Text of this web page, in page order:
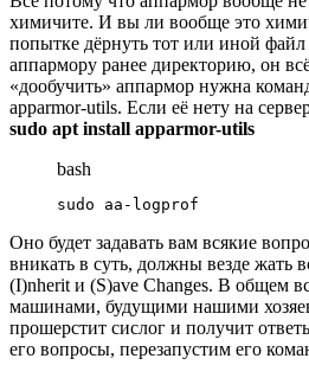
химичите. И вы ли вообще это
попытке дёрнуть тот или иной
аппармору ранее директорию, он
«дообучить» аппармор нужна
apparmor-utils. Если её нету на
sudo apt install apparmor-utils
bash
sudo aa-logprof
Оно будет задавать вам всякие
вникать в суть, должны везде жать
(I)nherit и (S)ave Changes. В общем
машинами, будущими нашими
прошерстит сислог и получит
его вопросы, перезапустим его